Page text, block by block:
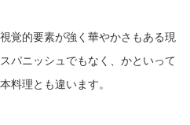
覚的要素が強く華やかさもある現
パニッシュでもなく、かといって
料理とも違います。